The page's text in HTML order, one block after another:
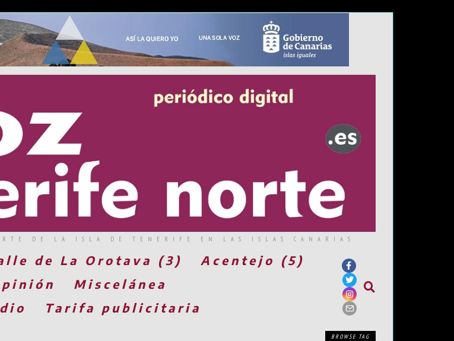
DE LA ISLA DE TENERIFE EN LAS ISLAS CANARIAS
de La Orotava (3)
Acentejo (5)
Miscelánea
Tarifa publicitaria
BROWSE TAG